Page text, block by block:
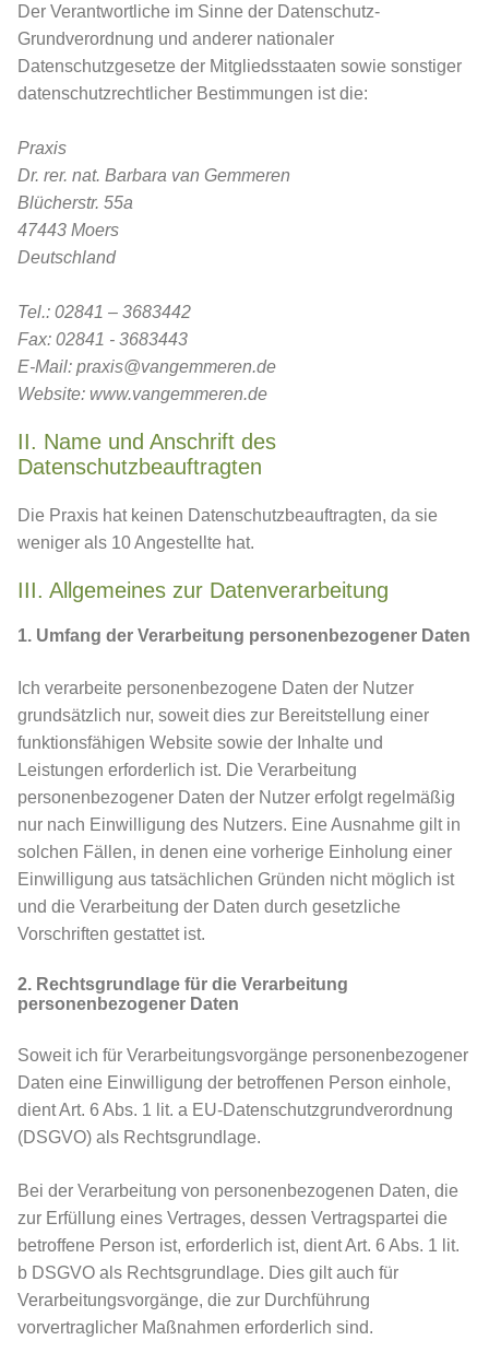
Der Verantwortliche im Sinne der Datenschutz-
Grundverordnung und anderer nationaler
Datenschutzgesetze der Mitgliedsstaaten sowie sonstiger
datenschutzrechtlicher Bestimmungen ist die:
Praxis
Dr. rer. nat. Barbara van Gemmeren
Blücherstr. 55a
47443 Moers
Deutschland
Tel.: 02841 – 3683442
Fax: 02841 - 3683443
E-Mail: praxis@vangemmeren.de
Website: www.vangemmeren.de
II. Name und Anschrift des
Datenschutzbeauftragten
Die Praxis hat keinen Datenschutzbeauftragten, da sie
weniger als 10 Angestellte hat.
III. Allgemeines zur Datenverarbeitung
1. Umfang der Verarbeitung personenbezogener Daten
Ich verarbeite personenbezogene Daten der Nutzer
grundsätzlich nur, soweit dies zur Bereitstellung einer
funktionsfähigen Website sowie der Inhalte und
Leistungen erforderlich ist. Die Verarbeitung
personenbezogener Daten der Nutzer erfolgt regelmäßig
nur nach Einwilligung des Nutzers. Eine Ausnahme gilt in
solchen Fällen, in denen eine vorherige Einholung einer
Einwilligung aus tatsächlichen Gründen nicht möglich ist
und die Verarbeitung der Daten durch gesetzliche
Vorschriften gestattet ist.
2. Rechtsgrundlage für die Verarbeitung
personenbezogener Daten
Soweit ich für Verarbeitungsvorgänge personenbezogener
Daten eine Einwilligung der betroffenen Person einhole,
dient Art. 6 Abs. 1 lit. a EU-Datenschutzgrundverordnung
(DSGVO) als Rechtsgrundlage.
Bei der Verarbeitung von personenbezogenen Daten, die
zur Erfüllung eines Vertrages, dessen Vertragspartei die
betroffene Person ist, erforderlich ist, dient Art. 6 Abs. 1 lit.
b DSGVO als Rechtsgrundlage. Dies gilt auch für
Verarbeitungsvorgänge, die zur Durchführung
vorvertraglicher Maßnahmen erforderlich sind.